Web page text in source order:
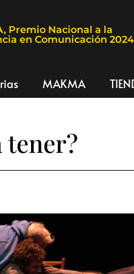
Premio Nacional a la
en Comunicación 2024
MAKMA
tener?